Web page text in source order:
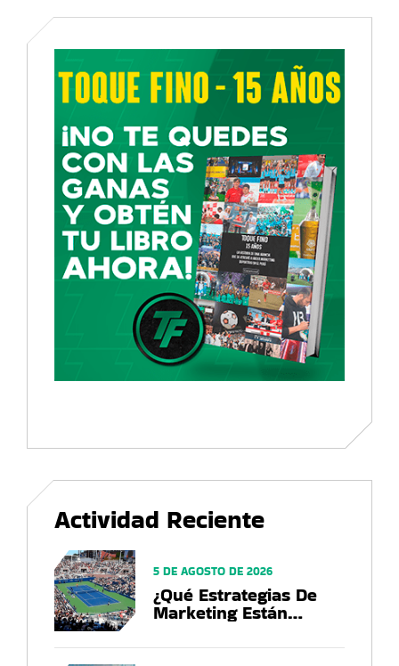
Actividad Reciente
¿Qué Estrategias De
Marketing Están
En El US Open 2026?
5 DE AGOSTO DE 2026